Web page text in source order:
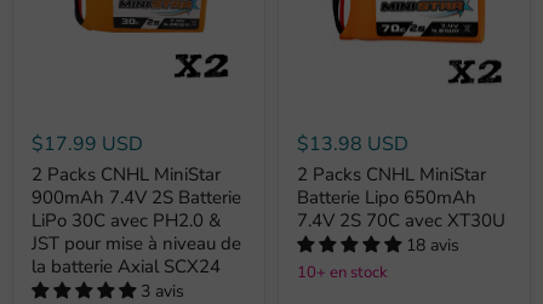
$17.99 USD
2 Packs CNHL MiniStar
900mAh 7.4V 2S Batterie
LiPo 30C avec PH2.0 &
JST pour mise à niveau de
la batterie Axial SCX24
3 avis
$13.98 USD
2 Packs CNHL MiniStar
Batterie Lipo 650mAh
7.4V 2S 70C avec XT30U
18 avis
10+ en stock